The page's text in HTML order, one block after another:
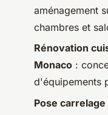
aménagement
chambres et
Rénovation
Monaco :
d'équipements
Pose